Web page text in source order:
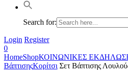
Search for:
Login Register
0
HomeShopΚΟΙΝΩΝΙΚΕΣ
ΒάπτισηςΚορίτσι Σετ Βάπτισης